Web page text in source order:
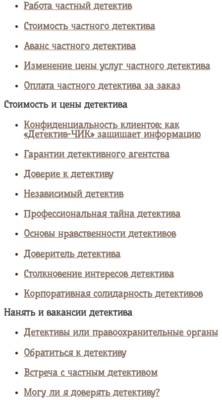
Работа частный детектив
Стоимость частного детектива
Аванс частного детектива
Изменение цены услуг частного детектива
Оплата частного детектива за заказ
Стоимость и цены детектива
Конфиденциальность клиентов: как
«Детектив-ЧИК» защищает информацию
Гарантии детективного агентства
Доверие к детективу
Независимый детектив
Профессиональная тайна детектива
Основы нравственности детективов
Доверитель детектива
Столкновение интересов детектива
Корпоративная солидарность детективов
Нанять и вакансии детектива
Детективы или правоохранительные органы
Обратиться к детективу
Встреча с частным детективом
Могу ли я доверять детективу?